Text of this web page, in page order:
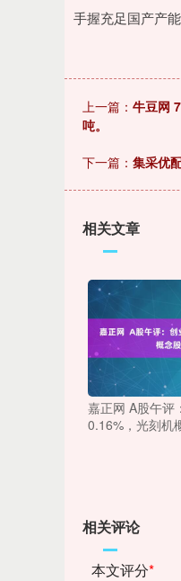
手握充足国产产
上一篇： 牛豆网
吨。
下一篇： 集采优
相关文章
嘉正网 A股午评
0.16%，光刻机
相关评论
本文评分*